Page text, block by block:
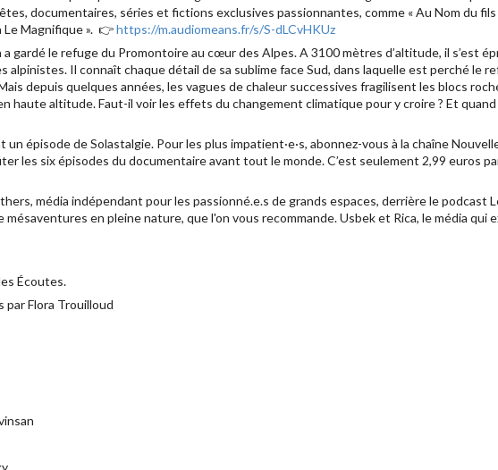
documentaires, séries et fictions exclusives passionnantes, comme « Au Nom du fils
Le Magnifique ». 👉https://m.audiomeans.fr/s/S-dLCvHKUz
gardé le refuge du Promontoire au cœur des Alpes. A 3100 mètres d’altitude, il s’est
alpinistes. Il connaît chaque détail de sa sublime face Sud, dans laquelle est perché le
depuis quelques années, les vagues de chaleur successives fragilisent les blocs
haute altitude. Faut-il voir les effets du changement climatique pour y croire ? Et quand
épisode de Solastalgie. Pour les plus impatient·e·s, abonnez-vous à la chaîne
les six épisodes du documentaire avant tout le monde. C’est seulement 2,99 euros
média indépendant pour les passionné.e.s de grands espaces, derrière le podcast
en pleine nature, que l'on vous recommande. Usbek et Rica, le média qui
Écoutes.
Flora Trouilloud